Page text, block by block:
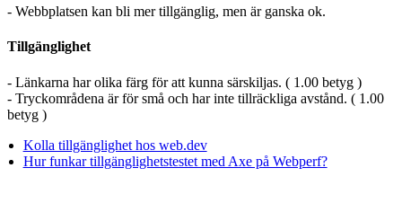
- Webbplatsen kan bli mer tillgänglig, men är ganska ok.
Tillgänglighet
- Länkarna har olika färg för att kunna särskiljas. ( 1.00 betyg )
- Tryckområdena är för små och har inte tillräckliga avstånd. ( 1.00
betyg )
Kolla tillgänglighet hos web.dev
Hur funkar tillgänglighetstestet med Axe på Webperf?